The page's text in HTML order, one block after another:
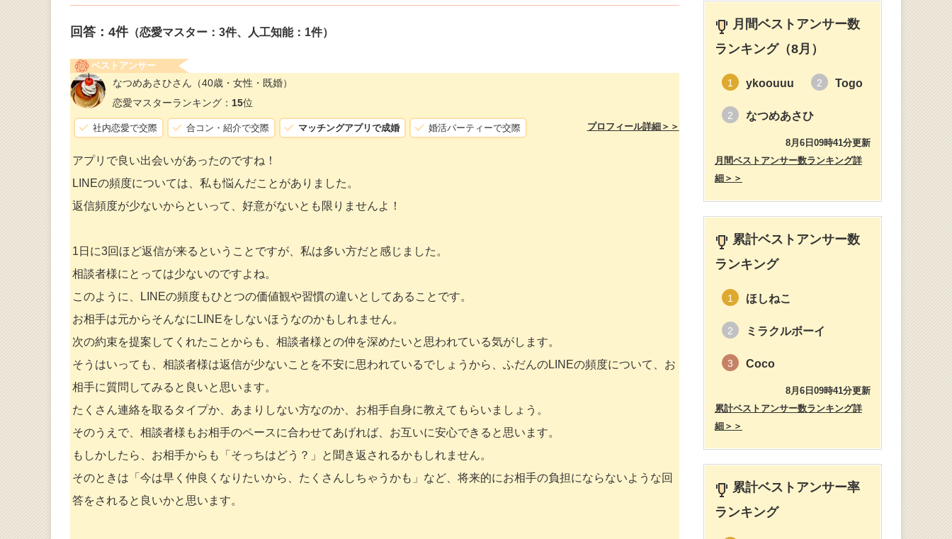
回答： 4件（恋愛マスター：3件、人工知能：1件）
ベストアンサー
なつめあさひさん （40歳・女性・既婚）
恋愛マスターランキング： 15位
社内恋愛で交際 合コン・紹介で交際 マッチングアプリで成婚 婚活パーティーで交際 プロフィール詳細＞＞
アプリで良い出会いがあったのですね！
LINEの頻度については、私も悩んだことがありました。
返信頻度が少ないからといって、好意がないとも限りませんよ！
1日に3回ほど返信が来るということですが、私は多い方だと感じました。
相談者様にとっては少ないのですよね。
このように、LINEの頻度もひとつの価値観や習慣の違いとしてあることです。
お相手は元からそんなにLINEをしないほうなのかもしれません。
次の約束を提案してくれたことからも、相談者様との仲を深めたいと思われている気がします。
そうはいっても、相談者様は返信が少ないことを不安に思われているでしょうから、ふだんのLINEの頻度について、お
相手に質問してみると良いと思います。
たくさん連絡を取るタイプか、あまりしない方なのか、お相手自身に教えてもらいましょう。
そのうえで、相談者様もお相手のペースに合わせてあげれば、お互いに安心できると思います。
もしかしたら、お相手からも「そっちはどう？」と聞き返されるかもしれません。
そのときは「今は早く仲良くなりたいから、たくさんしちゃうかも」など、将来的にお相手の負担にならないような回
答をされると良いかと思います。
月間ベストアンサー数
ランキング（8月）
1 ykoouuu 2 Togo
2 なつめあさひ
8月6日09時41分更新
月間ベストアンサー数ランキング詳
細＞＞
累計ベストアンサー数
ランキング
1 ほしねこ
2 ミラクルボーイ
3 Coco
8月6日09時41分更新
累計ベストアンサー数ランキング詳
細＞＞
累計ベストアンサー率
ランキング